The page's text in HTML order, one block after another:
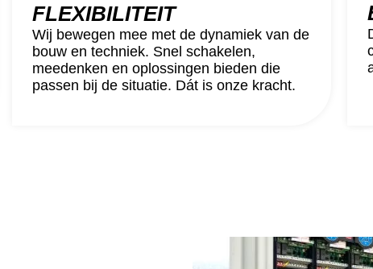
FLEXIBILITEIT
Wij bewegen mee met de dynamiek van de
bouw en techniek. Snel schakelen,
meedenken en oplossingen bieden die
passen bij de situatie. Dát is onze kracht.